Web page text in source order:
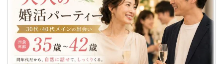
トークタイムについて♪
1対1の着席型トークタイム♪
プロフィールシートを全員の異性の方と交換して1対1でお話をしていただきま
す！
女性は着席したままで、男性が席を順番に移動していきます。
トークタイムは、5分～10分（人数で時間変動あり）です！
あまり硬くならず、いつもの自分でゆっくりトークを楽しんでください♪
お仕事の話、趣味の話などでお互いの共通点などをみつけてみてはいかがでしょ